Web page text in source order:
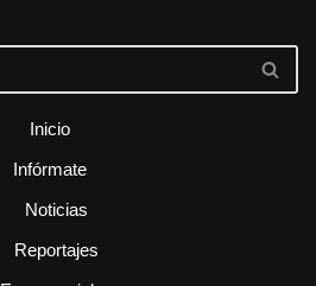
Inicio
Infórmate
Noticias
Reportajes